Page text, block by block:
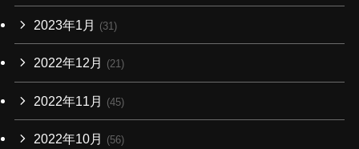
2023年1月 (31)
2022年12月 (21)
2022年11月 (45)
2022年10月 (56)